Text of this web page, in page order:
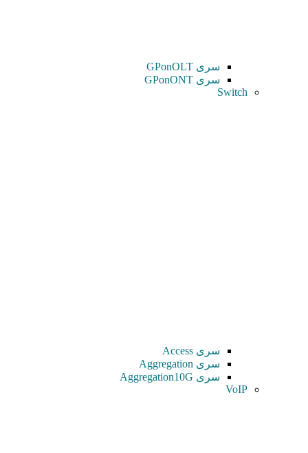
سری GPonOLT
سری GPonONT
Switch
سری Access
سری Aggregation
سری Aggregation10G
VoIP